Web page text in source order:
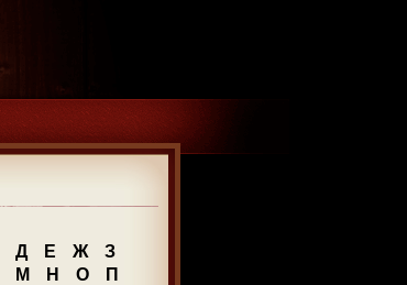
Д Е Ж
З
М Н О
П